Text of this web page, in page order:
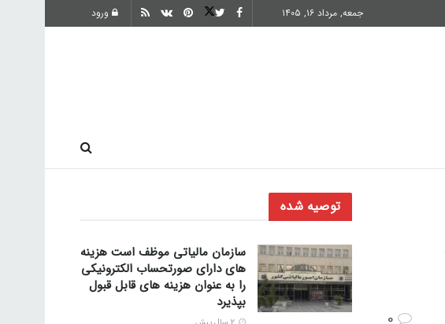
جمعه, مرداد ۱۶, ۱۴۰۵ ورود
توصیه شده
سازمان مالیاتی موظف است هزینه
های دارای صورتحساب الکترونیکی
را به عنوان هزینه های قابل قبول
بپذیرد